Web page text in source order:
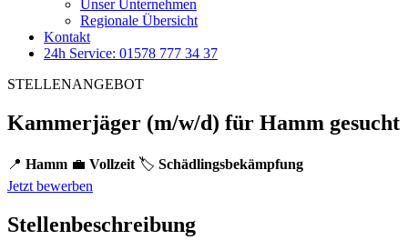
Unser Unternehmen
Regionale Übersicht
Kontakt
24h Service: 01578 777 34 37
STELLENANGEBOT
Kammerjäger (m/w/d) für Hamm gesucht
📍 Hamm 💼 Vollzeit 🏷️ Schädlingsbekämpfung
Jetzt bewerben
Stellenbeschreibung